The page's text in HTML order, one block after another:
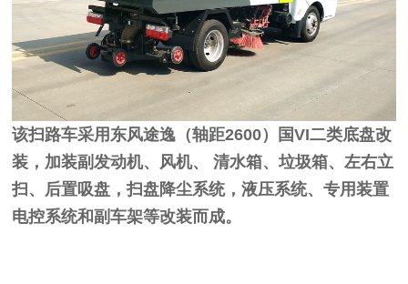
该扫路车采用东风途逸（轴距2600）国VI二类底盘改
装，加装副发动机、风机、 清水箱、垃圾箱、左右立
扫、后置吸盘，扫盘降尘系统，液压系统、专用装置
电控系统和副车架等改装而成。